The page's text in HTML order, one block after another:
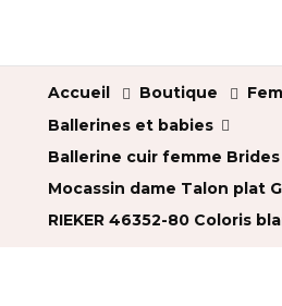
Accueil Boutique
Ballerines et babies
Ballerine cuir femme
Mocassin dame Talon plat
RIEKER 46352-80 Coloris